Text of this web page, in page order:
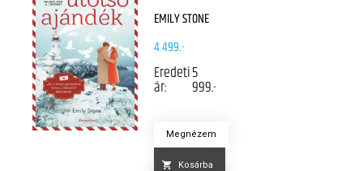
EMILY STONE
4 499.-
Eredeti
ár:
5
999.-
Megnézem
Kosárba